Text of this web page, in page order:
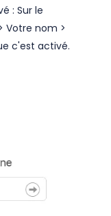
: Sur le
Votre nom >
c'est activé.